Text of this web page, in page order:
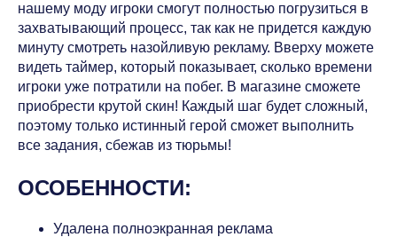
нашему моду игроки смогут полностью погрузиться в
захватывающий процесс, так как не придется каждую
минуту смотреть назойливую рекламу. Вверху можете
видеть таймер, который показывает, сколько времени
игроки уже потратили на побег. В магазине сможете
приобрести крутой скин! Каждый шаг будет сложный,
поэтому только истинный герой сможет выполнить
все задания, сбежав из тюрьмы!
ОСОБЕННОСТИ:
Удалена полноэкранная реклама